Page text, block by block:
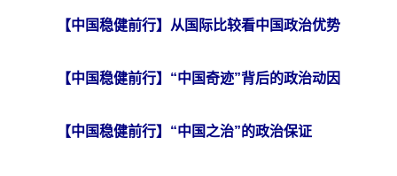
【中国稳健前行】从国际比较看中国政治优势
【中国稳健前行】“中国奇迹”背后的政治动因
【中国稳健前行】“中国之治”的政治保证